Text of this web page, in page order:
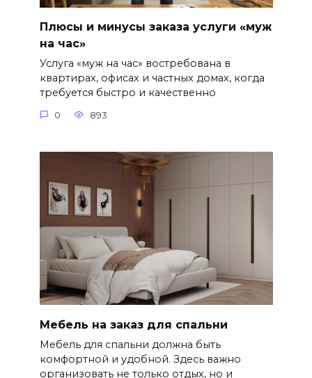
Плюсы и минусы заказа услуги «муж
на час»
Услуга «муж на час» востребована в
квартирах, офисах и частных домах, когда
требуется быстро и качественно
0 893
Мебель на заказ для спальни
Мебель для спальни должна быть
комфортной и удобной. Здесь важно
организовать не только отдых, но и